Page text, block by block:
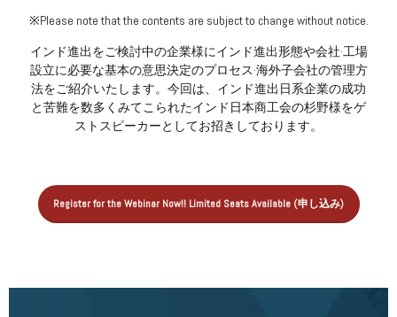
※Please note that the contents are subject to change without notice.
インド進出をご検討中の企業様にインド進出形態や会社·工場
設立に必要な基本の意思決定のプロセス·海外子会社の管理方
法をご紹介いたします。今回は、インド進出日系企業の成功
と苦難を数多くみてこられたインド日本商工会の杉野様をゲ
ストスピーカーとしてお招きしております。
Register for the Webinar Now!! Limited Seats Available (申し込み)